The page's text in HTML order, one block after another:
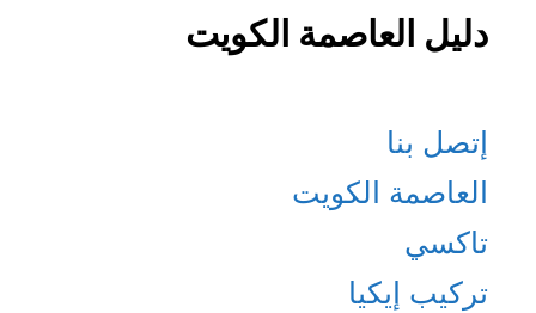
دليل العاصمة الكويت
إتصل بنا
العاصمة الكويت
تاكسي
تركيب إيكيا